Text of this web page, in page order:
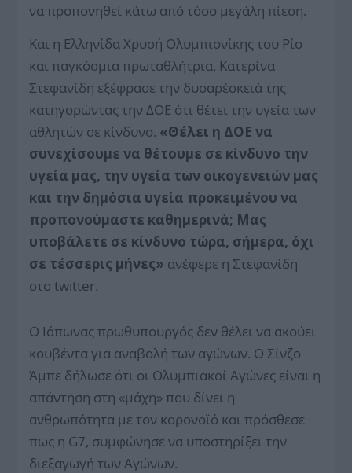
να προπονηθεί κάτω από τόσο μεγάλη πίεση.
Και η Ελληνίδα Χρυσή Ολυμπιονίκης του Ρίο
και παγκόσμια πρωταθλήτρια, Κατερίνα
Στεφανίδη εξέφρασε την δυσαρέσκειά της
κατηγορώντας την ΔΟΕ ότι θέτει την υγεία των
αθλητών σε κίνδυνο. «Θέλει η ΔΟΕ να
συνεχίσουμε να θέτουμε σε κίνδυνο την
υγεία μας, την υγεία των οικογενειών μας
και την δημόσια υγεία προκειμένου να
προπονούμαστε καθημερινά; Μας
υποβάλετε σε κίνδυνο τώρα, σήμερα, όχι
σε τέσσερις μήνες» ανέφερε η Στεφανίδη
στο twitter.
Ο Ιάπωνας πρωθυπουργός δεν θέλει να ακούει
κουβέντα για αναβολή των αγώνων. Ο Σίνζο
Άμπε δήλωσε ότι οι Ολυμπιακοί Αγώνες είναι η
απάντηση στη «μάχη» που δίνει η
ανθρωπότητα με τον κορονοϊό και πρόσθεσε
πως η G7, συμφώνησε να υποστηρίξει την
διεξαγωγή των Αγώνων.